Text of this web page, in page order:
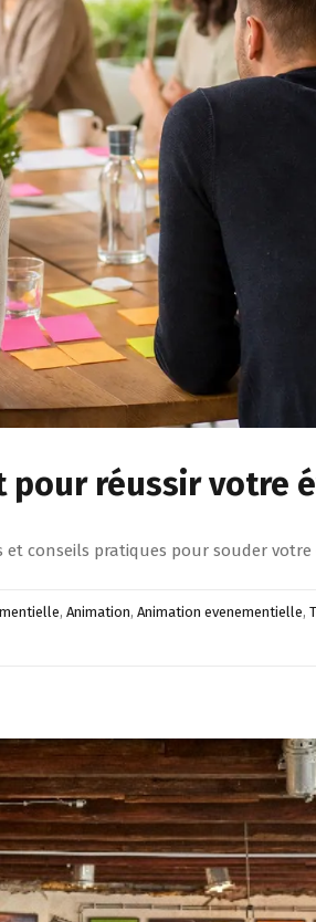
réussir votre
et conseils pratiques pour souder
, Animation, Animation evenementielle,